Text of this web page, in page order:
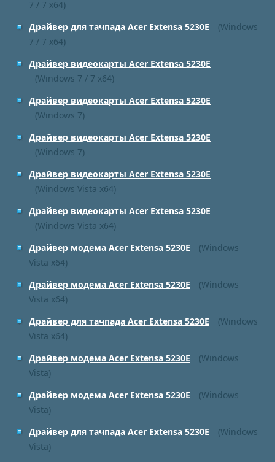
7 / 7 x64)
Драйвер для тачпада Acer Extensa 5230E
(Windows
7 / 7 x64)
Драйвер видеокарты Acer Extensa 5230E
(Windows 7 / 7 x64)
Драйвер видеокарты Acer Extensa 5230E
(Windows 7)
Драйвер видеокарты Acer Extensa 5230E
(Windows 7)
Драйвер видеокарты Acer Extensa 5230E
(Windows Vista x64)
Драйвер видеокарты Acer Extensa 5230E
(Windows Vista x64)
Драйвер модема Acer Extensa 5230E
(Windows
Vista x64)
Драйвер модема Acer Extensa 5230E
(Windows
Vista x64)
Драйвер для тачпада Acer Extensa 5230E
(Windows
Vista x64)
Драйвер модема Acer Extensa 5230E
(Windows
Vista)
Драйвер модема Acer Extensa 5230E
(Windows
Vista)
Драйвер для тачпада Acer Extensa 5230E
(Windows
Vista)